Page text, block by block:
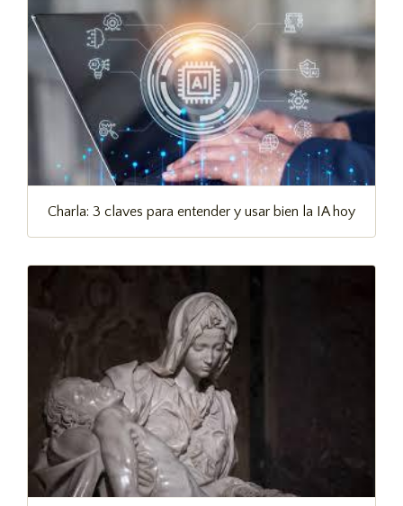
Charla: 3 claves para entender y usar bien la IA hoy